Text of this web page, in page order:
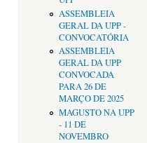
ASSEMBLEIA
GERAL DA UPP -
CONVOCATÓRIA
ASSEMBLEIA
GERAL DA UPP
CONVOCADA
PARA 26 DE
MARÇO DE 2025
MAGUSTO NA UPP
- 11 DE
NOVEMBRO